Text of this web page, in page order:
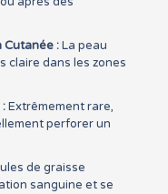
:La peau
claire dans les zones
Extrêmement rare,
perforer un
de graisse
sanguine et se